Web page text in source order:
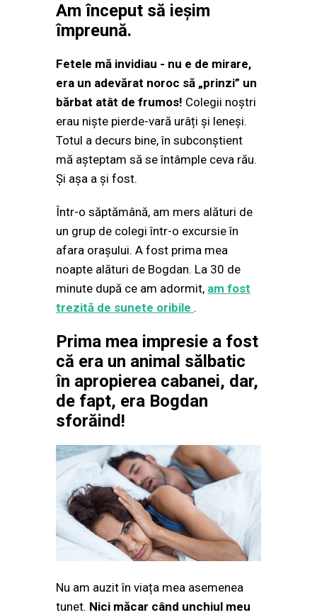
Am început să ieșim
împreună.
Fetele mă invidiau - nu e de mirare,
era un adevărat noroc să „prinzi” un
bărbat atât de frumos! Colegii noștri
erau niște pierde-vară urâți și leneși.
Totul a decurs bine, în subconștient
mă așteptam să se întâmple ceva rău.
Și așa a și fost.
Într-o săptămână, am mers alături de
un grup de colegi într-o excursie în
afara orașului. A fost prima mea
noapte alături de Bogdan. La 30 de
minute după ce am adormit, am fost
trezită de sunete oribile .
Prima mea impresie a fost
că era un animal sălbatic
în apropierea cabanei, dar,
de fapt, era Bogdan
sforăind!
Nu am auzit în viața mea asemenea
tunet. Nici măcar când unchiul meu